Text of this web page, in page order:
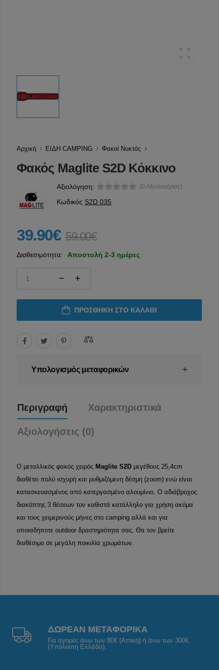
Αρχική ΕΙΔΗ CAMPING Φακοί Νυκτός
Φακός Maglite S2D Κόκκινο
Αξιολόγηση: (0 Αξιολογήσεις)
Κωδικός S2D 035
39.90€ 59.00€
Διαθεσιμότητα: Αποστολή 2-3 ημέρες
ΠΡΟΣΘΉΚΗ ΣΤΟ ΚΑΛΆΘΙ
Υπολογισμός μεταφορικών
Περιγραφή Χαρακτηριστικά
Αξιολογήσεις (0)
Ο μεταλλικός φακός χειρός Maglite S2D μεγέθους 25,4cm
διαθέτει πολύ ισχυρή και ρυθμιζόμενη δέσμη (zoom) ενώ είναι
κατασκευασμένος από κατεργασμένο αλουμίνιο. Ο αδιάβροχος
διακόπτης 3 θέσεων τον καθιστά κατάλληλο για χρήση ακόμα
και τους χειμερινούς μήνες στο camping αλλά και για
οποιαδήποτε outdoor δραστηριότητα σας. Θα τον βρείτε
διαθέσιμο σε μεγάλη ποικιλία χρωμάτων.
ΔΩΡΕΑΝ ΜΕΤΑΦΟΡΙΚΑ
Για αγορές άνω των 80€ (Αττική) ή άνω των 300€
(Υπόλοιπη Ελλάδα).